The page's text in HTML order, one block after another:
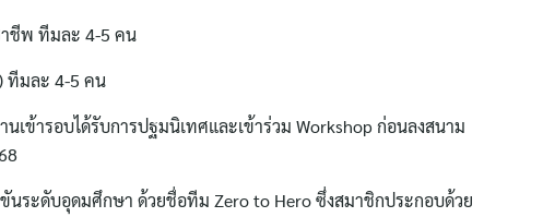
ชีพ ทีมละ 4-5 คน
ทีมละ 4-5 คน
เข้ารอบได้รับการปฐมนิเทศและเข้าร่วม Workshop ก่อนลงสนาม
นระดับอุดมศึกษา ด้วยชื่อทีม Zero to Hero ซึ่งสมาชิกประกอบด้วย